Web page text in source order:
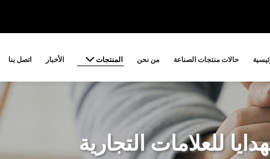
حالات منتجات الصناعة من نحن المنتجات الأخبار اتصل بنا
للعلامات التجارية